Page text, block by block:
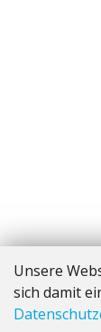
Unsere
sich damit